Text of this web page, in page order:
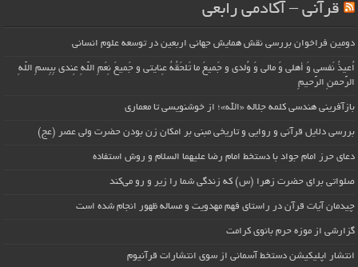
قرآنی – آکادمی رابعی
دومین فراخوان بررسی نقش همایش جهانی اربعین در توسعه علوم انسانی
اُعیذُ نَفسی وَ أهلی وَ مالی وَ وُلدی و جَمیعَ ما تَلحَقُهُ عِنایتی و جَمیعَ نِعَمِ اللّهِ عِندی بِبِسمِ اللّهِ
الرَّحمنِ الرَّحیمِ
بازآفرینی هندسی کلمه جلاله «الله»؛ از خوشنویسی تا معماری
بررسی دلایل قرآنی و روایی و تاریخی مبنی بر امکان زن بودن حضرت ولی عصر (عج)
دعای حرز امام جواد با دستخط امام رضا علیهما السلام و روش استفاده
صلواتی برای حضرت زهرا (س) که زندگی شما را زیر و رو می‌کند
چیدمان آیات قرآن در راستای فهم مهدویت و مساله ظهور انجام شده است
گزارشی از موزه حرم بانوی کرامت
انتشار اپلیکیشن دستخط آسمانی از سوی انتشارات قرآنیوم